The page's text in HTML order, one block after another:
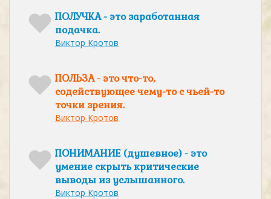
ПОЛУЧКА - это заработанная
подачка.
Виктор Кротов
ПОЛЬЗА - это что-то,
содействующее чему-то с чьей-то
точки зрения.
Виктор Кротов
ПОНИМАНИЕ (душевное) - это
умение скрыть критические
выводы из услышанного.
Виктор Кротов